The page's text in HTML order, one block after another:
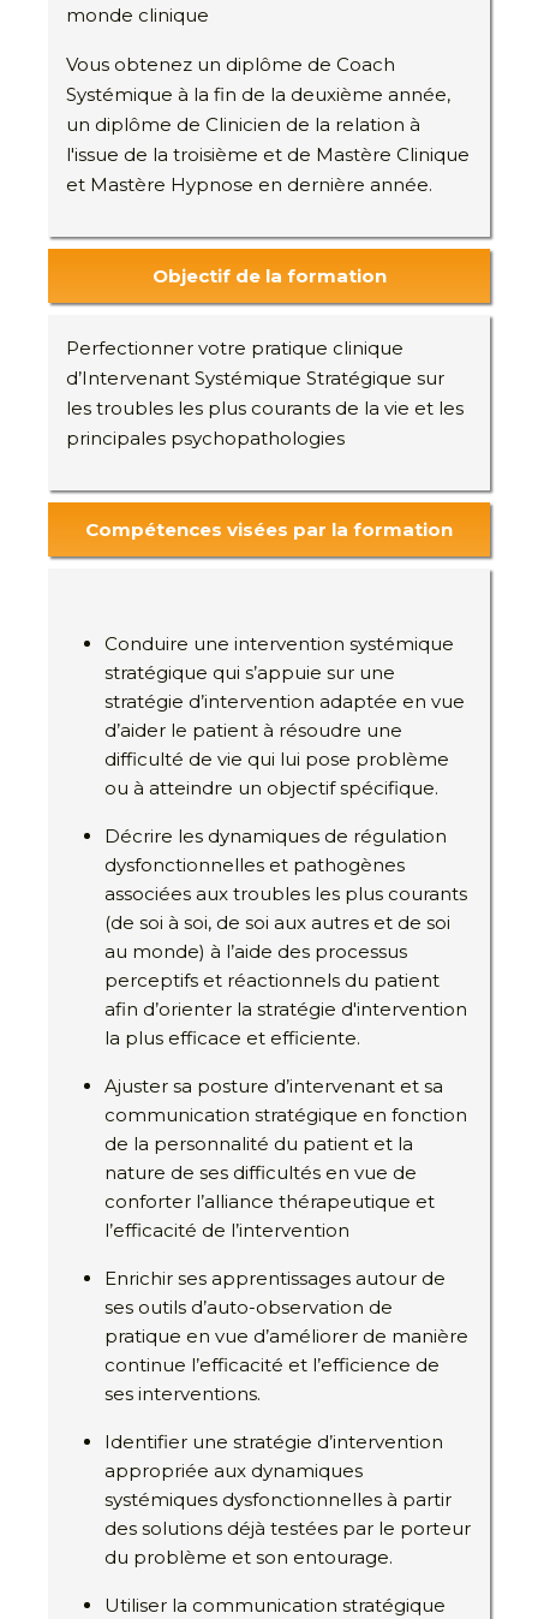
monde clinique
Vous obtenez un diplôme de Coach
Systémique à la fin de la deuxième année,
un diplôme de Clinicien de la relation à
l'issue de la troisième et de Mastère Clinique
et Mastère Hypnose en dernière année.
Objectif de la formation
Perfectionner votre pratique clinique
d’Intervenant Systémique Stratégique sur
les troubles les plus courants de la vie et les
principales psychopathologies
Compétences visées par la formation
Conduire une intervention systémique
stratégique qui s’appuie sur une
stratégie d’intervention adaptée en vue
d’aider le patient à résoudre une
difficulté de vie qui lui pose problème
ou à atteindre un objectif spécifique.
Décrire les dynamiques de régulation
dysfonctionnelles et pathogènes
associées aux troubles les plus courants
(de soi à soi, de soi aux autres et de soi
au monde) à l’aide des processus
perceptifs et réactionnels du patient
afin d’orienter la stratégie d'intervention
la plus efficace et efficiente.
Ajuster sa posture d’intervenant et sa
communication stratégique en fonction
de la personnalité du patient et la
nature de ses difficultés en vue de
conforter l’alliance thérapeutique et
l’efficacité de l’intervention
Enrichir ses apprentissages autour de
ses outils d’auto-observation de
pratique en vue d’améliorer de manière
continue l’efficacité et l’efficience de
ses interventions.
Identifier une stratégie d’intervention
appropriée aux dynamiques
systémiques dysfonctionnelles à partir
des solutions déjà testées par le porteur
du problème et son entourage.
Utiliser la communication stratégique